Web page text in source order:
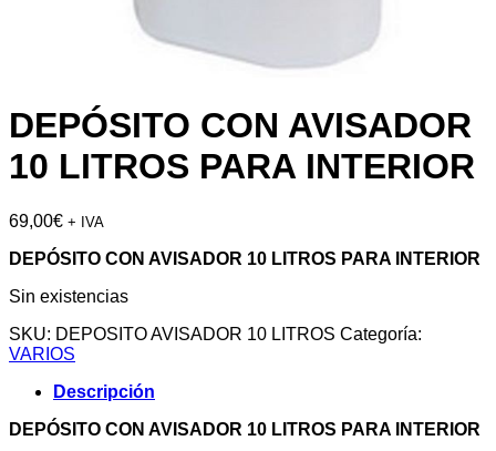
DEPÓSITO CON AVISADOR
10 LITROS PARA INTERIOR
69,00€ + IVA
DEPÓSITO CON AVISADOR 10 LITROS PARA INTERIOR
Sin existencias
SKU: DEPOSITO AVISADOR 10 LITROS Categoría:
VARIOS
Descripción
DEPÓSITO CON AVISADOR 10 LITROS PARA INTERIOR